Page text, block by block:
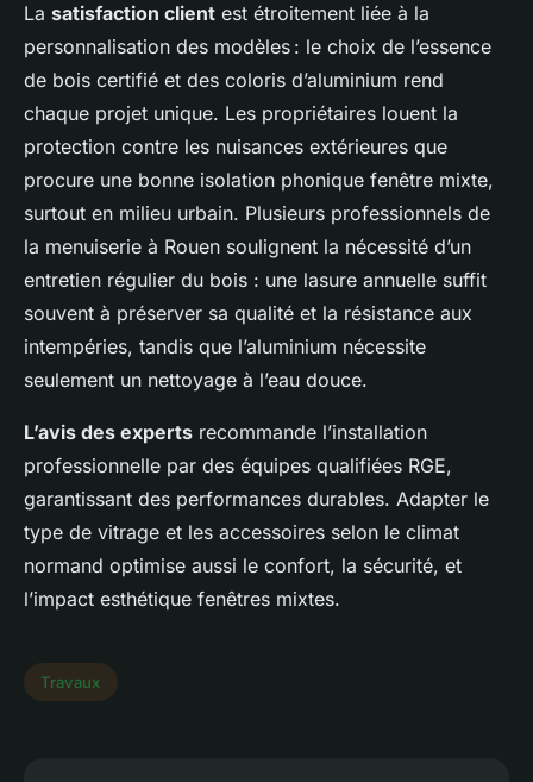
La satisfaction client est étroitement liée à la
personnalisation des modèles : le choix de l’essence
de bois certifié et des coloris d’aluminium rend
chaque projet unique. Les propriétaires louent la
protection contre les nuisances extérieures que
procure une bonne isolation phonique fenêtre mixte,
surtout en milieu urbain. Plusieurs professionnels de
la menuiserie à Rouen soulignent la nécessité d’un
entretien régulier du bois : une lasure annuelle suffit
souvent à préserver sa qualité et la résistance aux
intempéries, tandis que l’aluminium nécessite
seulement un nettoyage à l’eau douce.
L’avis des experts recommande l’installation
professionnelle par des équipes qualifiées RGE,
garantissant des performances durables. Adapter le
type de vitrage et les accessoires selon le climat
normand optimise aussi le confort, la sécurité, et
l’impact esthétique fenêtres mixtes.
Travaux